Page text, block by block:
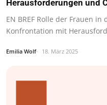
Herausforderungen und
EN BREF Rolle der Frauen
Konfrontation mit
Emilia Wolf 18. März 2025